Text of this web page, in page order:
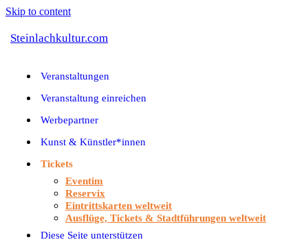
Skip to content
Steinlachkultur.com
Veranstaltungen
Veranstaltung einreichen
Werbepartner
Kunst & Künstler*innen
Tickets
Eventim
Reservix
Eintrittskarten weltweit
Ausflüge, Tickets & Stadtführungen weltweit
Diese Seite unterstützen